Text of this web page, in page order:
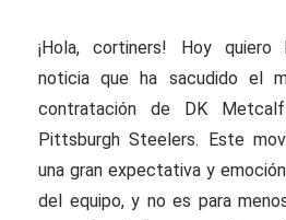
¡Hola, cortiners! Hoy quiero
noticia que ha sacudido el
contratación de DK
Pittsburgh Steelers. Este
una gran expectativa y
del equipo, y no es para